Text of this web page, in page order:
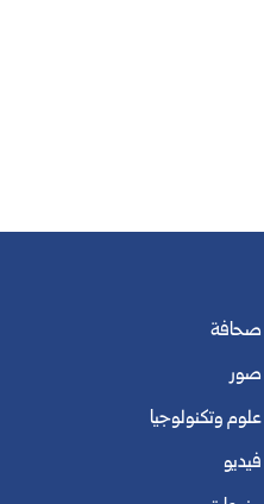
صحافة
صور
علوم وتكنولوجيا
فيديو